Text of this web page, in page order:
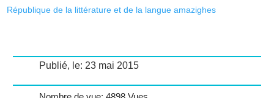
République de la littérature et de la langue amazighes
Publié, le: 23 mai 2015